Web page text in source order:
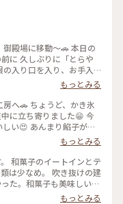
殿場に移動〜🚗 本日の
に 久しぶりに「とらや
入り口を入り、お手入
変わらぬ佇まいの工房
した🌰🍵美味しい〜😋
み😊 途中、休憩ではサ
む前の早めの時間に 沼
美味しいお寿司🍣🍣頂
の大満足日帰り旅です
ット #サングラム #静岡茶
もっとみる
へ🚗 ちょうど、かき氷
に立ち寄りました😁 今
い😍 あんまり餡子が得
いしいです✨ #静岡県#
もっとみる
和菓子のイートインとテ
は少なめ。 吹き抜けの建
た。和菓子も美味しいで
もっとみる